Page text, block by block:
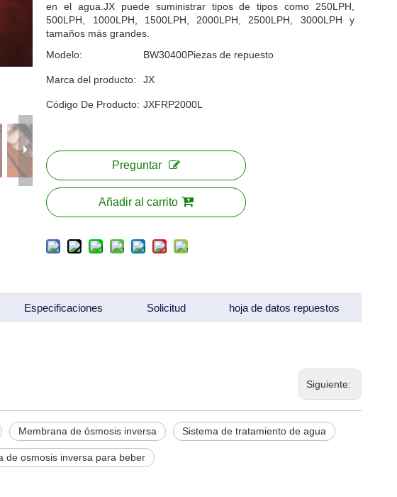
en el agua.JX puede suministrar tipos de tipos como 250LPH,
500LPH, 1000LPH, 1500LPH, 2000LPH, 2500LPH, 3000LPH y
tamaños más grandes.
Modelo:
BW30400Piezas de repuesto
Marca del producto: JX
Código De Producto: JXFRP2000L
Preguntar
Añadir al carrito
Especificaciones Solicitud hoja de datos repuestos
Siguiente:
Membrana de ósmosis inversa Sistema de tratamiento de agua
de osmosis inversa para beber